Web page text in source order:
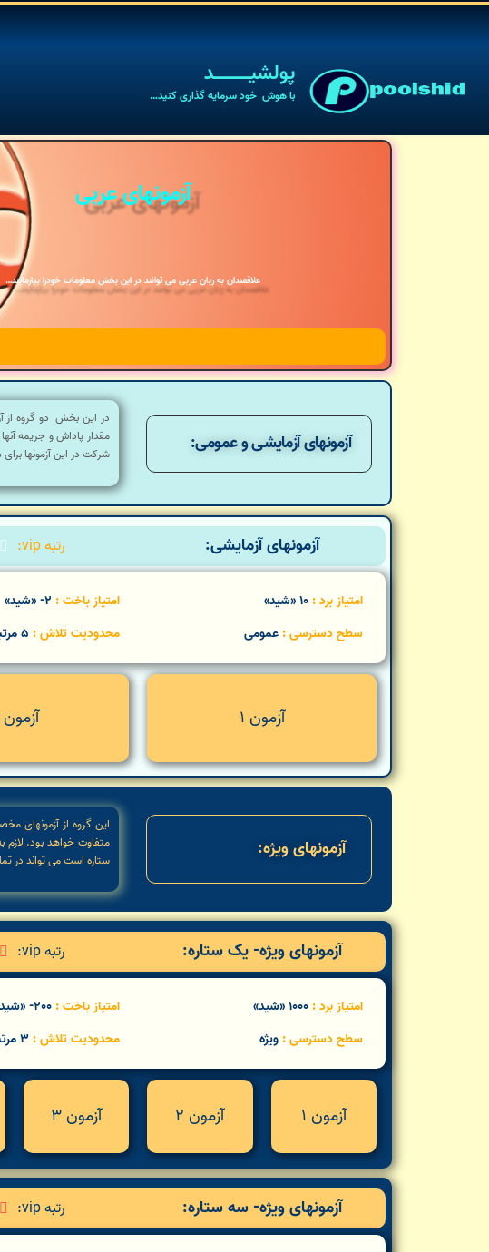
پولشیـــــــــــــد
با هوش خود سرمایه گذاری کنید…
آزمونهای عربی
علاقمندان به زبان عربی می توانند در این بخش معلومات خودرا بیازمایند…
آزمونهای آزمایشی و عمومی:
در این بخش دو گروه از
مقدار پاداش و جریمه
شرکت در این آزمونها
آزمونهای آزمایشی: رتبه vip: 
امتیاز برد :
سطح دسترسی : عمومی
امتیاز باخت :
محدودیت تلاش :
آزمون 1 آزمون 2
آزمونهای ویژه:
این گروه از آزمونهای
ستاره است می تواند در تمامی آزمونها
آزمونهای ویژه- یک ستاره: رتبه vip: 
امتیاز برد :
سطح دسترسی : ویژه
امتیاز باخت :
محدودیت تلاش :
آزمون 1 آزمون 2 آزمون 3
آزمونهای ویژه- سه ستاره: رتبه vip: 